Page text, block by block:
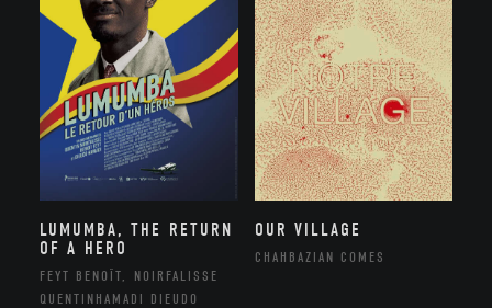
LUMUMBA, THE RETURN
OF A HERO
FEYT BENOÎT, NOIRFALISSE
QUENTINHAMADI DIEUDO
OUR VILLAGE
CHAHBAZIAN COMES